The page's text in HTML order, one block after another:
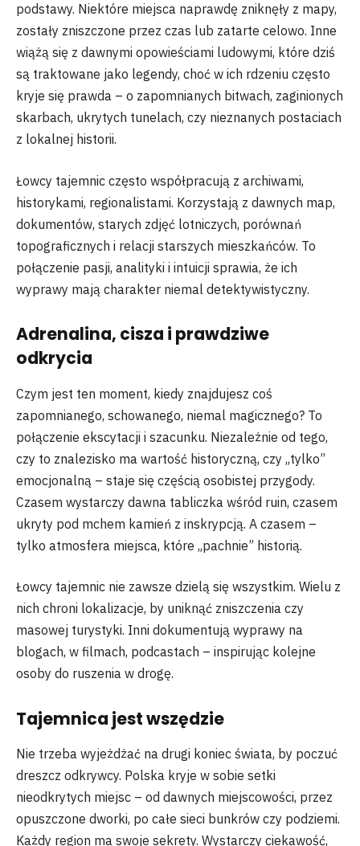
podstawy. Niektóre miejsca naprawdę zniknęły z mapy,
zostały zniszczone przez czas lub zatarte celowo. Inne
wiążą się z dawnymi opowieściami ludowymi, które dziś
są traktowane jako legendy, choć w ich rdzeniu często
kryje się prawda – o zapomnianych bitwach, zaginionych
skarbach, ukrytych tunelach, czy nieznanych postaciach
z lokalnej historii.
Łowcy tajemnic często współpracują z archiwami,
historykami, regionalistami. Korzystają z dawnych map,
dokumentów, starych zdjęć lotniczych, porównań
topograficznych i relacji starszych mieszkańców. To
połączenie pasji, analityki i intuicji sprawia, że ich
wyprawy mają charakter niemal detektywistyczny.
Adrenalina, cisza i prawdziwe
odkrycia
Czym jest ten moment, kiedy znajdujesz coś
zapomnianego, schowanego, niemal magicznego? To
połączenie ekscytacji i szacunku. Niezależnie od tego,
czy to znalezisko ma wartość historyczną, czy „tylko”
emocjonalną – staje się częścią osobistej przygody.
Czasem wystarczy dawna tabliczka wśród ruin, czasem
ukryty pod mchem kamień z inskrypcją. A czasem –
tylko atmosfera miejsca, które „pachnie” historią.
Łowcy tajemnic nie zawsze dzielą się wszystkim. Wielu z
nich chroni lokalizacje, by uniknąć zniszczenia czy
masowej turystyki. Inni dokumentują wyprawy na
blogach, w filmach, podcastach – inspirując kolejne
osoby do ruszenia w drogę.
Tajemnica jest wszędzie
Nie trzeba wyjeżdżać na drugi koniec świata, by poczuć
dreszcz odkrywcy. Polska kryje w sobie setki
nieodkrytych miejsc – od dawnych miejscowości, przez
opuszczone dworki, po całe sieci bunkrów czy podziemi.
Każdy region ma swoje sekrety. Wystarczy ciekawość,